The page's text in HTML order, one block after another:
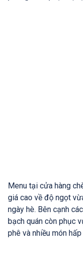
Menu tại cửa hàng
giá cao về độ ngọt
ngày hè. Bên cạnh
bạch quán còn phục
phê và nhiều món